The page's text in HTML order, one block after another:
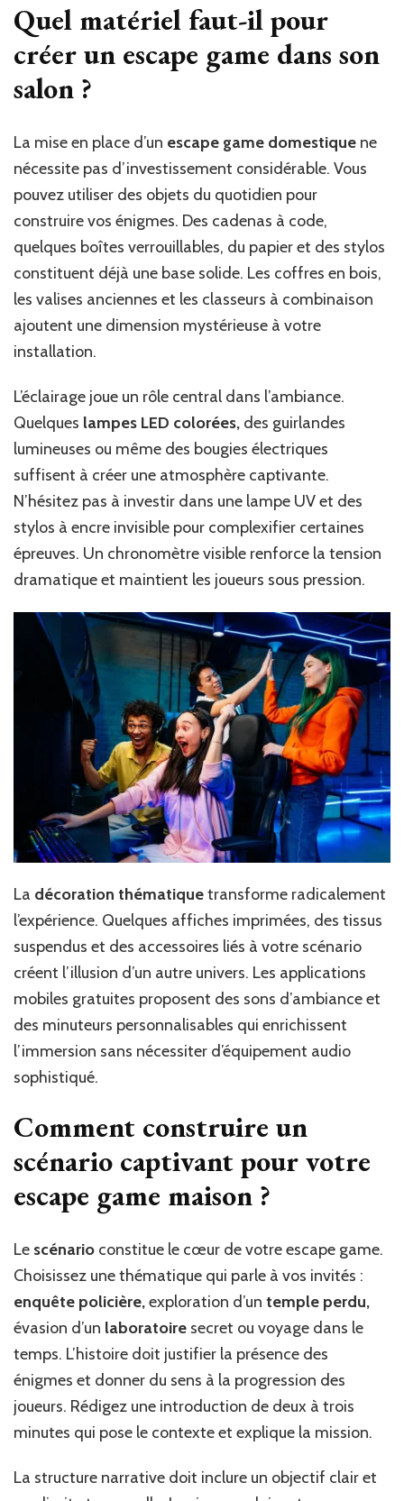
Quel matériel faut-il pour
créer un escape game dans son
salon ?
La mise en place d’un escape game domestique ne
nécessite pas d’investissement considérable. Vous
pouvez utiliser des objets du quotidien pour
construire vos énigmes. Des cadenas à code,
quelques boîtes verrouillables, du papier et des stylos
constituent déjà une base solide. Les coffres en bois,
les valises anciennes et les classeurs à combinaison
ajoutent une dimension mystérieuse à votre
installation.
L’éclairage joue un rôle central dans l’ambiance.
Quelques lampes LED colorées, des guirlandes
lumineuses ou même des bougies électriques
suffisent à créer une atmosphère captivante.
N’hésitez pas à investir dans une lampe UV et des
stylos à encre invisible pour complexifier certaines
épreuves. Un chronomètre visible renforce la tension
dramatique et maintient les joueurs sous pression.
La décoration thématiquetransforme radicalement
l’expérience. Quelques affiches imprimées, des tissus
suspendus et des accessoires liés à votre scénario
créent l’illusion d’un autre univers. Les applications
mobiles gratuites proposent des sons d’ambiance et
des minuteurs personnalisables qui enrichissent
l’immersion sans nécessiter d’équipement audio
sophistiqué.
Comment construire un
scénario captivant pour votre
escape game maison ?
Le scénario constitue le cœur de votre escape game.
Choisissez une thématique qui parle à vos invités :
enquête policière,exploration d’un temple perdu,
évasion d’un laboratoire secret ou voyage dans le
temps. L’histoire doit justifier la présence des
énigmes et donner du sens à la progression des
joueurs. Rédigez une introduction de deux à trois
minutes qui pose le contexte et explique la mission.
La structure narrative doit inclure un objectif clair et